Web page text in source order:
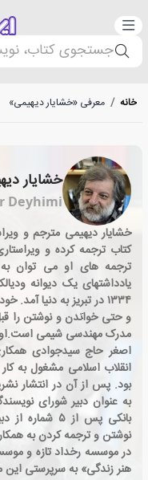
دسته‌بندی
جستجوی کتاب،
خانه / معرفی «خشایار دیهیمی»
خشایار
Deyhimi
خشایار دیهیمی مترجم و
کتاب ترجمه کرده و
ترجمه های او می توان
یادداشتهای یک دیوانه
۱۳۳۴ در تبریز به دنیا
و حتی خواندن و نوشتن را
انقلاب اسلامی مشغول به
بود. پس از آن در انتشار
به عنوان دبیر شورای
بانکی پس از
نوشتن و ترجمه کردن به
در موسسه رخداد تازه و
هنر زندگی» به سرپرستی